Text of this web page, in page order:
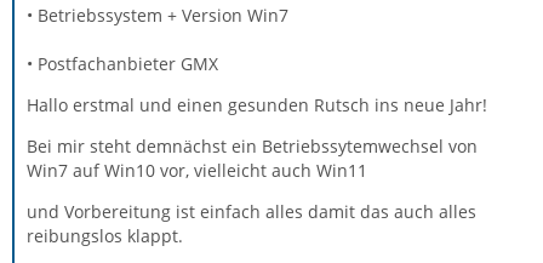
• Betriebssystem + Version Win7
• Postfachanbieter GMX
Hallo erstmal und einen gesunden Rutsch ins neue Jahr!
Bei mir steht demnächst ein Betriebssytemwechsel von
Win7 auf Win10 vor, vielleicht auch Win11
und Vorbereitung ist einfach alles damit das auch alles
reibungslos klappt.